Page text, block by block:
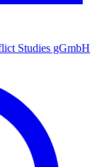
Studies gGmbH